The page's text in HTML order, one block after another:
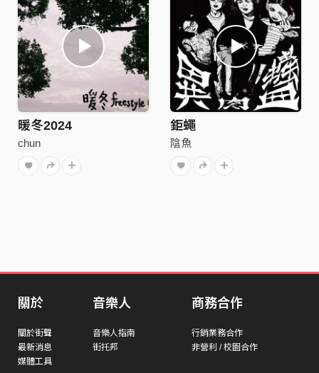
暖冬2024
chun
鉅蠅
陰魚
關於
關於街聲
最新消息
媒體工具
音樂人
音樂人指南
街托邦
商務合作
行銷業務合作
非營利 / 校園合作